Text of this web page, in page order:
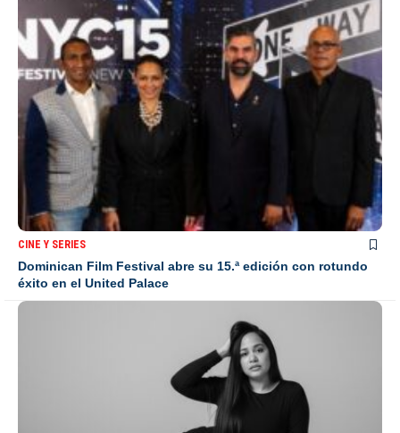
CINE Y SERIES
Dominican Film Festival abre su 15.ª edición con rotundo
éxito en el United Palace